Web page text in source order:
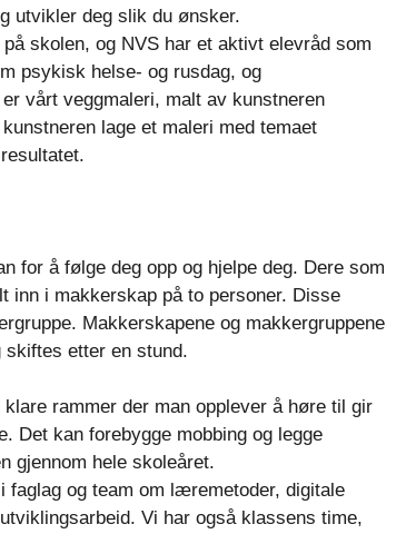
utvikler deg slik du ønsker.
skolen, og NVS har et aktivt elevråd som
psykisk helse- og rusdag, og
vårt veggmaleri, malt av kunstneren
lage et maleri med temaet
for å følge deg opp og hjelpe deg. Dere som
inn i makkerskap på to personer. Disse
Makkerskapene og makkergruppene
skiftes etter en stund.
rammer der man opplever å høre til gir
Det kan forebygge mobbing og legge
gjennom hele skoleåret.
og team om læremetoder, digitale
Vi har også klassens time,